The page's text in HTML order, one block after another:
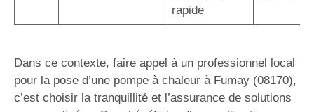
rapide
Dans ce contexte, faire appel à un professionnel local
pour la pose d’une pompe à chaleur à Fumay (08170),
c’est choisir la tranquillité et l’assurance de solutions